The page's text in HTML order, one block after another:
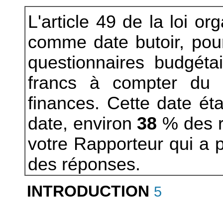
L'article 49 de la loi
comme date butoir,
questionnaires
francs à compter
finances. Cette date
date, environ 38 % des
votre Rapporteur qui a
des réponses.
INTRODUCTION 5